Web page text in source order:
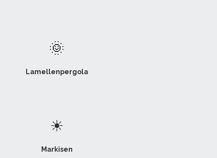
🌞
Lamellenpergola
☀
Markisen